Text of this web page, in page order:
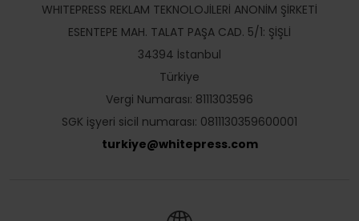
WHITEPRESS REKLAM TEKNOLOJİLERİ ANONİM ŞİRKETİ
ESENTEPE MAH. TALAT PAŞA CAD. 5/1: ŞİŞLİ
34394 İstanbul
Türkiye
Vergi Numarası: 8111303596
SGK işyeri sicil numarası: 0811130359600001
turkiye@whitepress.com